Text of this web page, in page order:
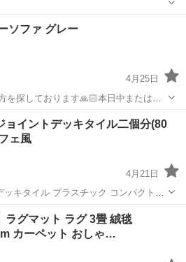
駅 カーペット/マット/ラグ
ソファ グレー
4月25日
を探しております🙏🏻本日中または明
します。
カーペット/マット/ラグ ロー
ョイントデッキタイル二個分(80
ェ風
4月21日
キタイル プラスチック コンパクト
国カフェ風 防水 すべり止め 室内外 ベ
ランダ 40枚 (全16色) (ホワイト & ブラウン) 思っていたので...
カーペット/マット/ラグ
ラグマット ラグ 3畳 絨毯
カーペット おしゃ…